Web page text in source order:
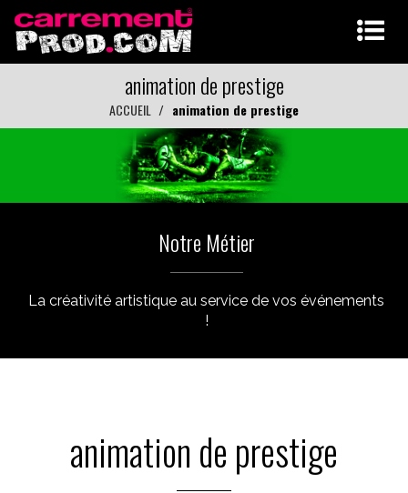
animation de prestige
ACCUEIL animation de prestige
Notre Métier
La créativité artistique au service de vos événements
!
animation de prestige